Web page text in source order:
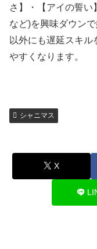
さ】・【アイの誓い
など)を興味ダウン
以外にも遅延スキ
やすくなります。
シャニマス
X